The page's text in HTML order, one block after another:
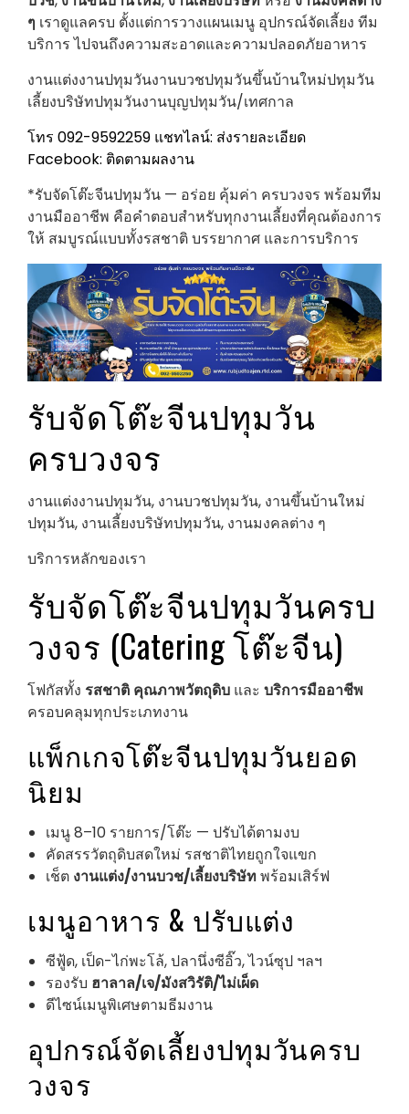
ๆ เราดูแลครบ ตั้งแต่การวางแผนเมนู อุปกรณ์จัดเลี้ยง ทีม
บริการ ไปจนถึงความสะอาดและความปลอดภัยอาหาร
งานแต่งงานปทุมวันงานบวชปทุมวันขึ้นบ้านใหม่ปทุมวัน
เลี้ยงบริษัทปทุมวันงานบุญปทุมวัน/เทศกาล
โทร 092-9592259 แชทไลน์: ส่งรายละเอียด
Facebook: ติดตามผลงาน
*รับจัดโต๊ะจีนปทุมวัน — อร่อย คุ้มค่า ครบวงจร พร้อมทีม
งานมืออาชีพ คือคำตอบสำหรับทุกงานเลี้ยงที่คุณต้องการ
ให้ สมบูรณ์แบบทั้งรสชาติ บรรยากาศ และการบริการ
รับจัดโต๊ะจีนปทุมวัน
ครบวงจร
งานแต่งงานปทุมวัน, งานบวชปทุมวัน, งานขึ้นบ้านใหม่
ปทุมวัน, งานเลี้ยงบริษัทปทุมวัน, งานมงคลต่าง ๆ
บริการหลักของเรา
รับจัดโต๊ะจีนปทุมวันครบ
วงจร (Catering โต๊ะจีน)
โฟกัสทั้ง รสชาติ คุณภาพวัตถุดิบ และ บริการมืออาชีพ
ครอบคลุมทุกประเภทงาน
แพ็กเกจโต๊ะจีนปทุมวันยอด
นิยม
เมนู 8–10 รายการ/โต๊ะ — ปรับได้ตามงบ
คัดสรรวัตถุดิบสดใหม่ รสชาติไทยถูกใจแขก
เช็ต งานแต่ง/งานบวช/เลี้ยงบริษัทพร้อมเสิร์ฟ
เมนูอาหาร & ปรับแต่ง
ซีฟู้ด, เป็ด-ไก่พะโล้, ปลานึ่งซีอิ๊ว, ไวน์ซุป ฯลฯ
รองรับ ฮาลาล/เจ/มังสวิรัติ/ไม่เผ็ด
ดีไซน์เมนูพิเศษตามธีมงาน
อุปกรณ์จัดเลี้ยงปทุมวันครบ
วงจร